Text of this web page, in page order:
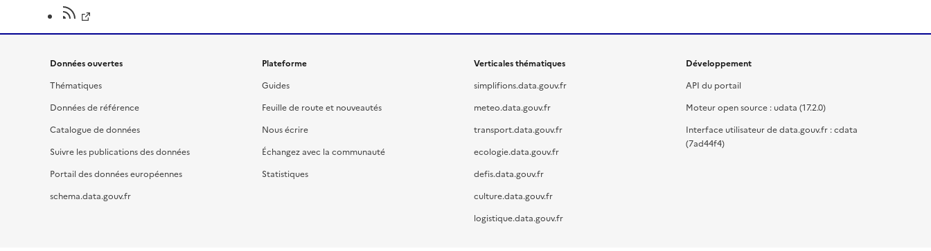
Données ouvertes
Thématiques
Données de référence
Catalogue de données
Suivre les publications des données
Portail des données européennes
schema.data.gouv.fr
Plateforme
Guides
Feuille de route et nouveautés
Nous écrire
Échangez avec la communauté
Statistiques
Verticales thématiques
simplifions.data.gouv.fr
meteo.data.gouv.fr
transport.data.gouv.fr
ecologie.data.gouv.fr
defis.data.gouv.fr
culture.data.gouv.fr
logistique.data.gouv.fr
Développement
API du portail
Moteur open source : udata (17.2.0)
Interface utilisateur de data.gouv.fr : cdata
(7ad44f4)